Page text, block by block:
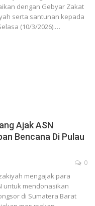
dengan Gebyar Zakat
serta santunan kepada
(10/3/2026).…
Ajak ASN
Bencana Di Pulau
0
mengajak para
untuk mendonasikan
di Sumatera Barat